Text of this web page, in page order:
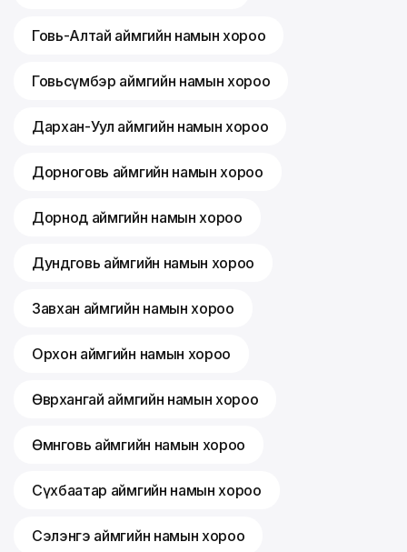
Говь-Алтай аймгийн намын хороо
Говьсүмбэр аймгийн намын хороо
Дархан-Уул аймгийн намын хороо
Дорноговь аймгийн намын хороо
Дорнод аймгийн намын хороо
Дундговь аймгийн намын хороо
Завхан аймгийн намын хороо
Орхон аймгийн намын хороо
Өвөрхангай аймгийн намын хороо
Өмнөговь аймгийн намын хороо
Сүхбаатар аймгийн намын хороо
Сэлэнгэ аймгийн намын хороо